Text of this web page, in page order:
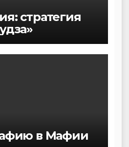
стратегия
в Мафии